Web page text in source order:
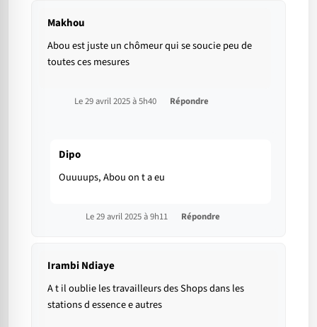
Makhou
Abou est juste un chômeur qui se soucie peu de
toutes ces mesures
Le 29 avril 2025 à 5h40 Répondre
Dipo
Ouuuups, Abou on t a eu
Le 29 avril 2025 à 9h11 Répondre
Irambi Ndiaye
A t il oublie les travailleurs des Shops dans les
stations d essence e autres